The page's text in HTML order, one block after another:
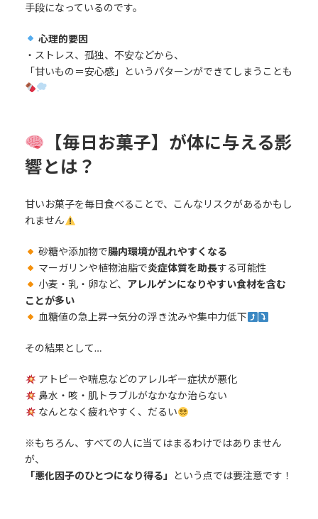
手段になっているのです。
心理的要因
・ストレス、孤独、不安などから、
「甘いもの＝安心感」というパターンができてしまうことも
【毎日お菓子】が体に与える影
響とは？
甘いお菓子を毎日食べることで、こんなリスクがあるかもし
れません
砂糖や添加物で腸内環境が乱れやすくなる
マーガリンや植物油脂で炎症体質を助長する可能性
小麦・乳・卵など、 アレルゲンになりやすい食材を含む
ことが多い
血糖値の急上昇→気分の浮き沈みや集中力低下
その結果として…
アトピーや喘息などのアレルギー症状が悪化
鼻水・咳・肌トラブルがなかなか治らない
なんとなく疲れやすく、だるい
※もちろん、すべての人に当てはまるわけではありません
が、
「悪化因子のひとつになり得る」
という点では要注意です！